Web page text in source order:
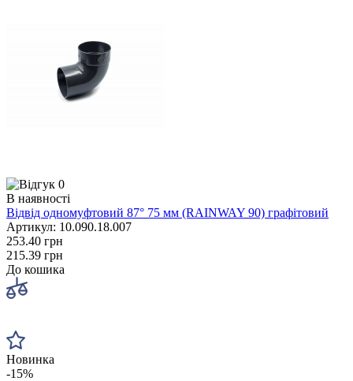
0
В наявності
Відвід одномуфтовий 87° 75 мм (RAINWAY 90) графітовий
Артикул: 10.090.18.007
253.40 грн
215.39 грн
До кошика
Новинка
-15%